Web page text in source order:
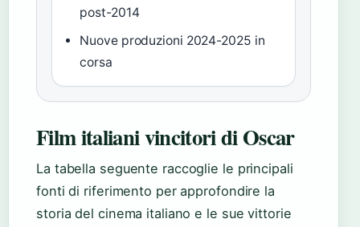
post-2014
Nuove produzioni 2024-2025 in
corsa
Film italiani vincitori di Oscar
La tabella seguente raccoglie le principali
fonti di riferimento per approfondire la
storia del cinema italiano e le sue vittorie